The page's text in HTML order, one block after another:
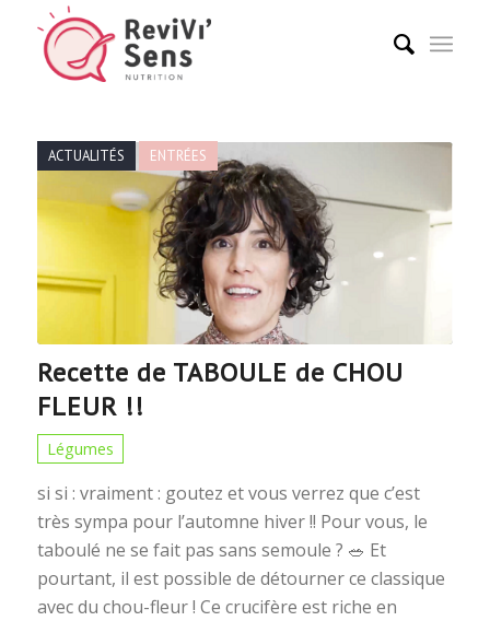
Recette de TABOULE de CHOU
FLEUR !!
ACTUALITÉS ENTRÉES
Légumes
si si : vraiment : goutez et vous verrez que c’est
très sympa pour l’automne hiver !! Pour vous, le
taboulé ne se fait pas sans semoule ? 🥗 Et
pourtant, il est possible de détourner ce classique
avec du chou-fleur ! Ce crucifère est riche en